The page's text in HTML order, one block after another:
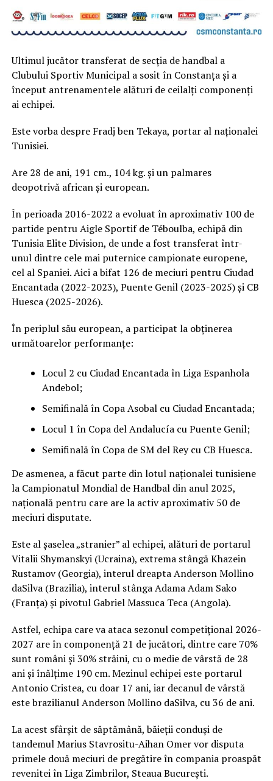
Ultimul jucător transferat de secția de handbal a
Clubului Sportiv Municipal a sosit în Constanța și a
început antrenamentele alături de ceilalți componenți
ai echipei.
Este vorba despre Fradj ben Tekaya, portar al naționalei
Tunisiei.
Are 28 de ani, 191 cm., 104 kg. și un palmares
deopotrivă african și european.
În perioada 2016-2022 a evoluat în aproximativ 100 de
partide pentru Aigle Sportif de Téboulba, echipă din
Tunisia Elite Division, de unde a fost transferat într-
unul dintre cele mai puternice campionate europene,
cel al Spaniei. Aici a bifat 126 de meciuri pentru Ciudad
Encantada (2022-2023), Puente Genil (2023-2025) și CB
Huesca (2025-2026).
În periplul său european, a participat la obținerea
următoarelor performanțe:
Locul 2 cu Ciudad Encantada în Liga Espanhola
Andebol;
Semifinală în Copa Asobal cu Ciudad Encantada;
Locul 1 în Copa del Andalucía cu Puente Genil;
Semifinală în Copa de SM del Rey cu CB Huesca.
De asmenea, a făcut parte din lotul naționalei tunisiene
la Campionatul Mondial de Handbal din anul 2025,
națională pentru care are la activ aproximativ 50 de
meciuri disputate.
Este al șaselea „stranier” al echipei, alături de portarul
Vitalii Shymanskyi (Ucraina), extrema stângă Khazein
Rustamov (Georgia), interul dreapta Anderson Mollino
daSilva (Brazilia), interul stânga Adama Adam Sako
(Franța) și pivotul Gabriel Massuca Teca (Angola).
Astfel, echipa care va ataca sezonul competițional 2026-
2027 are în componență 21 de jucători, dintre care 70%
sunt români și 30% străini, cu o medie de vârstă de 28
ani și înălțime 190 cm. Mezinul echipei este portarul
Antonio Cristea, cu doar 17 ani, iar decanul de vârstă
este brazilianul Anderson Mollino daSilva, cu 36 de ani.
La acest sfârșit de săptămână, băieții conduși de
tandemul Marius Stavrositu-Aihan Omer vor disputa
primele două meciuri de pregătire în compania proaspăt
revenitei în Liga Zimbrilor, Steaua București.